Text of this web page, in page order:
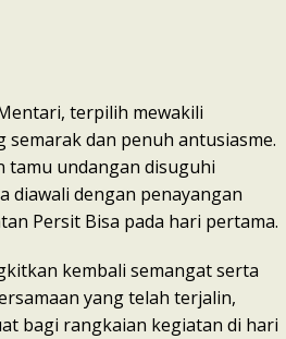
terpilih mewakili
semarak dan penuh antusiasme.
tamu undangan disuguhi
diawali dengan penayangan
Persit Bisa pada hari pertama.
kembali semangat serta
yang telah terjalin,
bagi rangkaian kegiatan di hari